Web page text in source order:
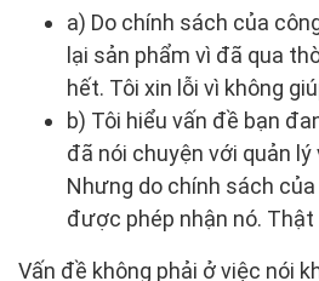
a) Do chính sách của
lại sản phẩm vì đã qua
hết. Tôi xin lỗi vì không
b) Tôi hiểu vấn đề bạn
đã nói chuyện với quản lý
Nhưng do chính sách
được phép nhận nó. Thật
Vấn đề không phải ở việc nói